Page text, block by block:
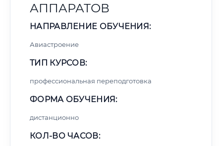
АППАРАТОВ
НАПРАВЛЕНИЕ ОБУЧЕНИЯ:
Авиастроение
ТИП КУРСОВ:
профессиональная переподготовка
ФОРМА ОБУЧЕНИЯ:
дистанционно
КОЛ-ВО ЧАСОВ: